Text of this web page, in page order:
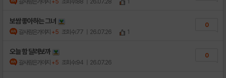
갈사람은가야지 +5 조회수:88 | 26.07.28 1
보쌈 좋아하는 그녀
갈사람은가야지 +5 조회수:77 | 26.07.26 1
0
오늘 함 달려보까
갈사람은가야지 +5 조회수:94 | 26.07.26
0